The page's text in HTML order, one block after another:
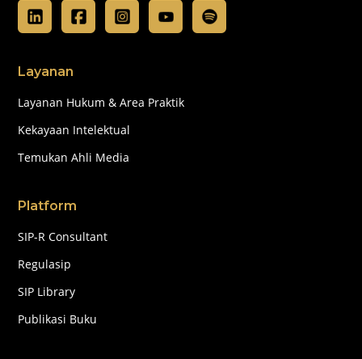
Layanan
Layanan Hukum & Area Praktik
Kekayaan Intelektual
Temukan Ahli Media
Platform
SIP-R Consultant
Regulasip
SIP Library
Publikasi Buku